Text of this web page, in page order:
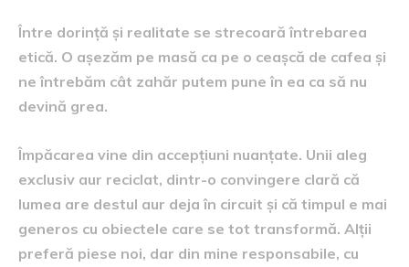
Între dorință și realitate se strecoară întrebarea
etică. O așezăm pe masă ca pe o ceașcă de cafea și
ne întrebăm cât zahăr putem pune în ea ca să nu
devină grea.
Împăcarea vine din accepțiuni nuanțate. Unii aleg
exclusiv aur reciclat, dintr-o convingere clară că
lumea are destul aur deja în circuit și că timpul e mai
generos cu obiectele care se tot transformă. Alții
preferă piese noi, dar din mine responsabile, cu